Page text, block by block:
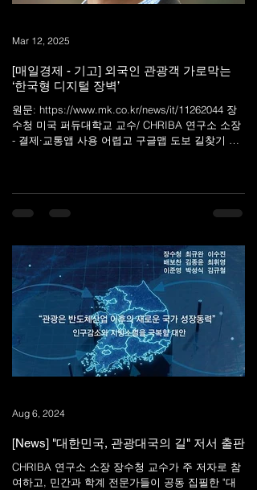
[매일경제 - 기고] 외국인 관광객 가로막는
‘한국형 디지털 장벽’
원문: https://www.mk.co.kr/news/it/11262044 장
수청 미국 퍼듀대학교 교수/ CHRIBA 연구소 소장
- 결제·교통앱 사용 어렵고 구글맵 도보 길찾기 제
Mar 12, 2025
[News] "대한민국, 관광대국의 길" 저서 출판
CHRIBA 연구소 소장 장수청 교수가 주 저자로 참
여하고, 민간과 학계 전문가들이 공동 집필한 "대
Aug 6, 2024